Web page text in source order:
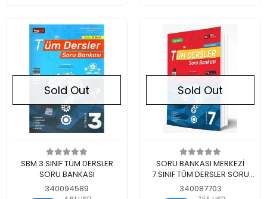
Out of stock
Sold Out
SBM 3.SINIF TÜM DERSLER
SORU BANKASI
340094589
Out of stock
Sold Out
SORU BANKASI MERKEZİ
7.SINIF TÜM DERSLER SORU
BANKASI
340087703